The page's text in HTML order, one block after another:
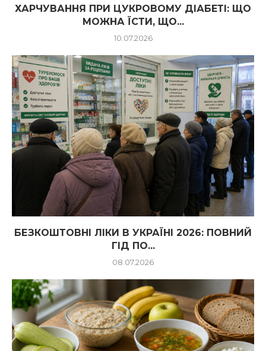
ХАРЧУВАННЯ ПРИ ЦУКРОВОМУ ДІАБЕТІ: ЩО
МОЖНА ЇСТИ, ЩО...
10.07.2026
БЕЗКОШТОВНІ ЛІКИ В УКРАЇНІ 2026: ПОВНИЙ
ГІД ПО...
08.07.2026